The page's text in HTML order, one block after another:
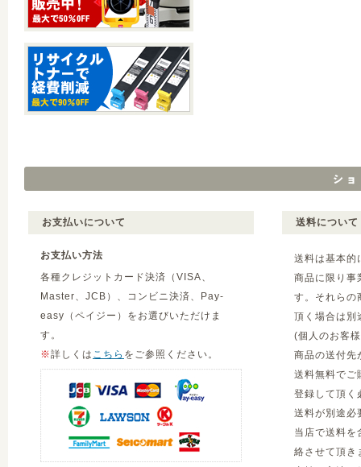
お支払いについて
お支払い方法
各種クレジットカード決済（VISA、
Master、JCB）、コンビニ決済、Pay-
easy（ペイジー）をお選びいただけま
す。
※詳しくは こちら をご参照ください。
送料について
送料は基本的
商品に限り事
す。それらの
頂く場合は別
(個人のお客
商品の送付先
送料無料でご
登録して頂く
送料が別途必
当店で送料を
絡させて頂き